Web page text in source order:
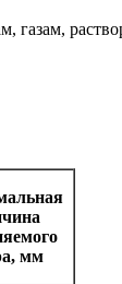
газам,
мм